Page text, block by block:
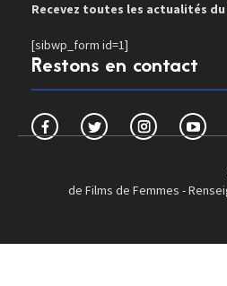
Recevez toutes les actualités
[sibwp_form id=1]
Restons en contact
de Films de Femmes -